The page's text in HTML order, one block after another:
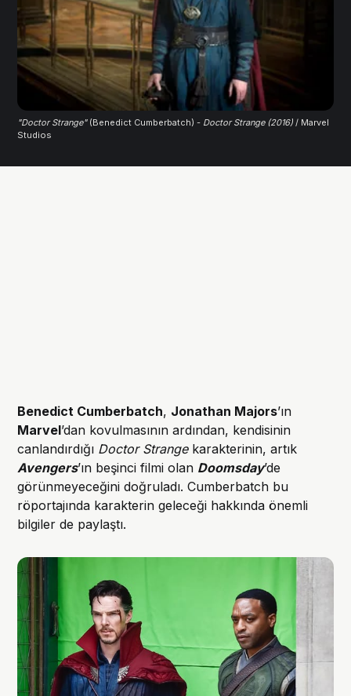
"Doctor Strange" (Benedict Cumberbatch) - Doctor Strange (2016) / Marvel
Studios
Benedict Cumberbatch, Jonathan Majors’ın
Marvel’dan kovulmasının ardından, kendisinin
canlandırdığı Doctor Strangekarakterinin, artık
Avengers’ın beşinci filmi olan Doomsday’de
görünmeyeceğini doğruladı. Cumberbatch bu
röportajında karakterin geleceği hakkında önemli
bilgiler de paylaştı.